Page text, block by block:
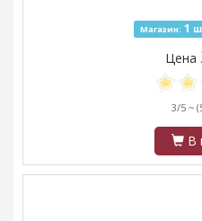
Магазин: 1
Цена
3/5 ~
В